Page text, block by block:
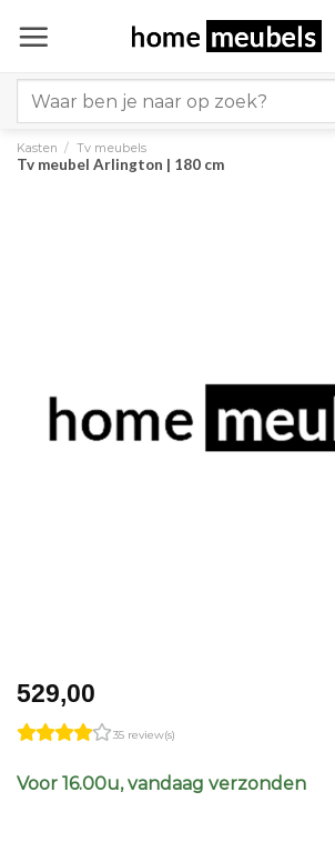
naar
for:
Kasten / Tv meubels
Tv meubel Arlington | 180 cm
529,00
35 review(s)
Voor 16.00u, vandaag verzonden